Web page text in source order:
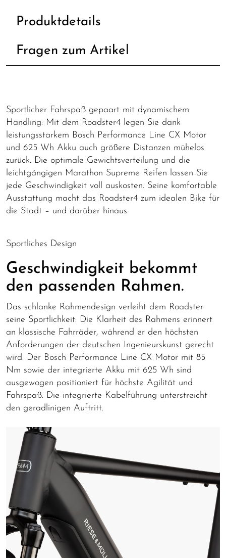
Produktdetails
Fragen zum Artikel
Sportlicher Fahrspaß gepaart mit dynamischem
Handling: Mit dem Roadster4 legen Sie dank
leistungsstarkem Bosch Performance Line CX Motor
und 625 Wh Akku auch größere Distanzen mühelos
zurück. Die optimale Gewichtsverteilung und die
leichtgängigen Marathon Supreme Reifen lassen Sie
jede Geschwindigkeit voll auskosten. Seine komfortable
Ausstattung macht das Roadster4 zum idealen Bike für
die Stadt – und darüber hinaus.
Sportliches Design
Geschwindigkeit bekommt
den passenden Rahmen.
Das schlanke Rahmendesign verleiht dem Roadster
seine Sportlichkeit: Die Klarheit des Rahmens erinnert
an klassische Fahrräder, während er den höchsten
Anforderungen der deutschen Ingenieurskunst gerecht
wird. Der Bosch Performance Line CX Motor mit 85
Nm sowie der integrierte Akku mit 625 Wh sind
ausgewogen positioniert für höchste Agilität und
Fahrspaß. Die integrierte Kabelführung unterstreicht
den geradlinigen Auftritt.